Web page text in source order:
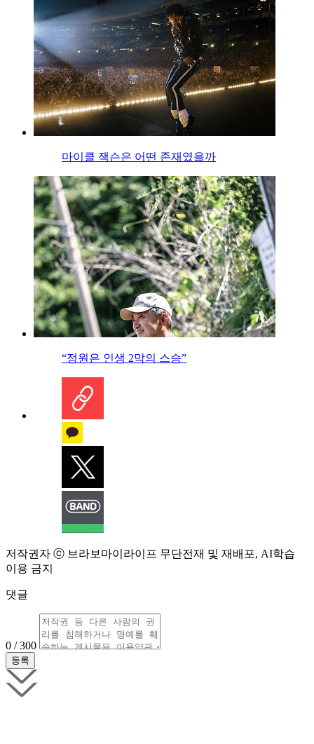
마이클 잭슨은 어떤 존재였을까
“정원은 인생 2막의 스승”
저작권자 ⓒ 브라보마이라이프 무단전재 및 재배포, AI학습
이용 금지
댓글
0 / 300